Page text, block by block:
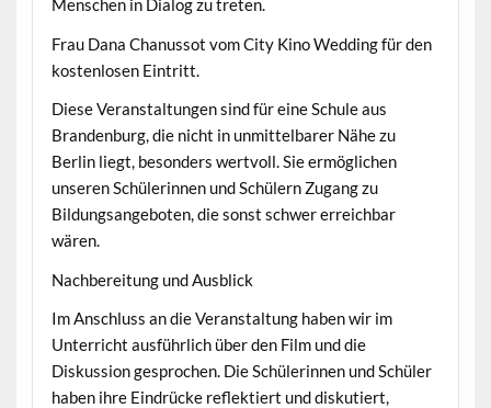
Menschen in Dialog zu treten.
Frau Dana Chanussot vom City Kino Wedding für den
kostenlosen Eintritt.
Diese Veranstaltungen sind für eine Schule aus
Brandenburg, die nicht in unmittelbarer Nähe zu
Berlin liegt, besonders wertvoll. Sie ermöglichen
unseren Schülerinnen und Schülern Zugang zu
Bildungsangeboten, die sonst schwer erreichbar
wären.
Nachbereitung und Ausblick
Im Anschluss an die Veranstaltung haben wir im
Unterricht ausführlich über den Film und die
Diskussion gesprochen. Die Schülerinnen und Schüler
haben ihre Eindrücke reflektiert und diskutiert,